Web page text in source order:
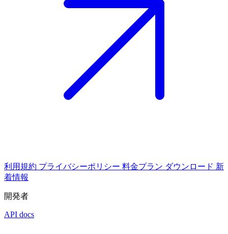
利用規約 プライバシーポリシー 料金プラン ダウンロード 新
着情報
開発者
API docs